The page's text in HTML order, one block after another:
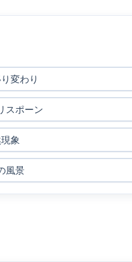
変わり
スポーン
象
風景